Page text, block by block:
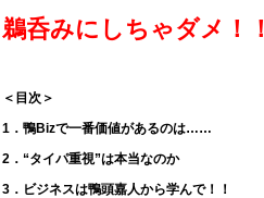
鵜呑みにしちゃダメ！！
＜目次＞
1．鴨Bizで一番価値があるのは……
2．“タイパ重視”は本当なのか
3．ビジネスは鴨頭嘉人から学んで！！